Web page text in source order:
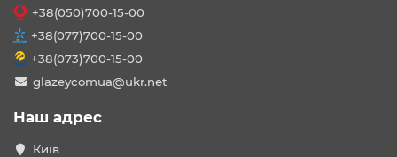
+38(050)700-15-00
+38(077)700-15-00
+38(073)700-15-00
glazeycomua@ukr.net
Наш адрес
Київ